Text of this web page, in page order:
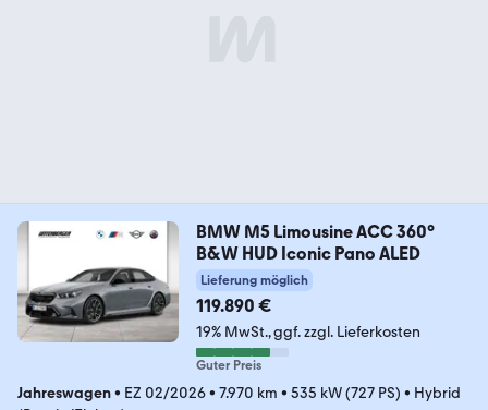
BMW M5 Limousine ACC 360°
B&W HUD Iconic Pano ALED
Lieferung möglich
119.890 €
19% MwSt. ggf. zzgl. Lieferkosten
Guter Preis
Jahreswagen• EZ 02/2026• 7.970 km • 535 kW (727 PS) • Hybrid